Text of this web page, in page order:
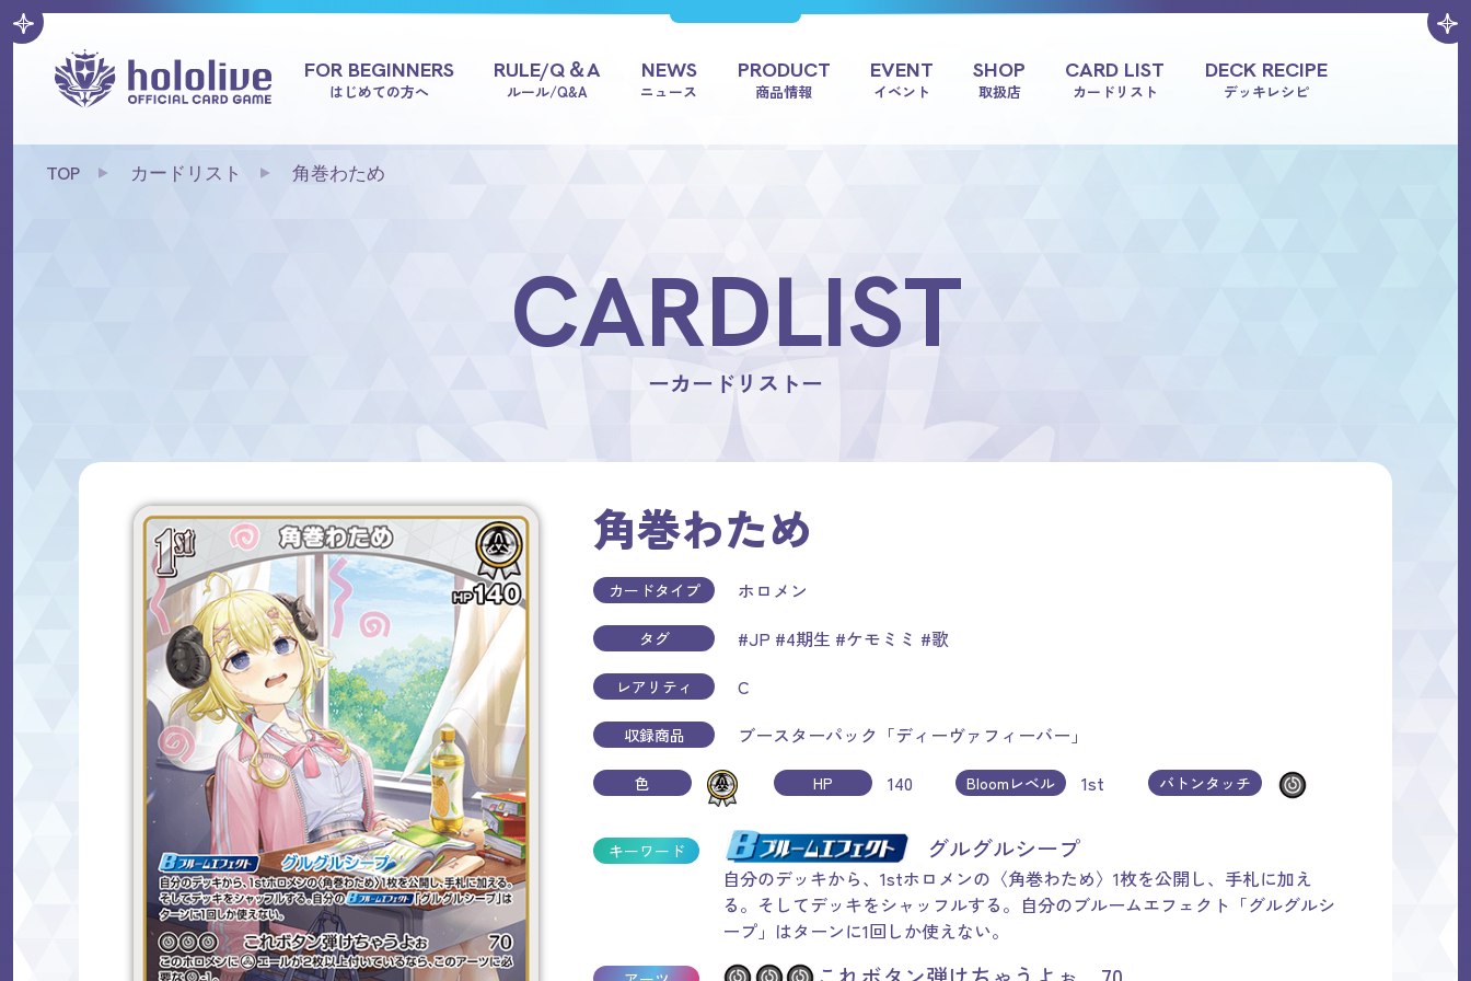
FOR BEGINNERS
はじめての方へ
RULE/Q＆A
ルール/Q&A
NEWS
ニュース
PRODUCT
商品情報
EVENT
イベント
SHOP
取扱店
CARD LIST
カードリスト
DECK RECIPE
デッキレシピ
TOP カードリスト 角巻わため
CARDLIST
ーカードリストー
角巻わため
カードタイプ ホロメン
タグ #JP #4期生 #ケモミミ #歌
レアリティ C
収録商品 ブースターパック「ディーヴァフィーバー」
色 HP 140 Bloomレベル 1st バトンタッチ
キーワード グルグルシープ
自分のデッキから、1stホロメンの〈角巻わため〉1枚を公開し、手札に加え
る。そしてデッキをシャッフルする。自分のブルームエフェクト「グルグルシ
ープ」はターンに1回しか使えない。